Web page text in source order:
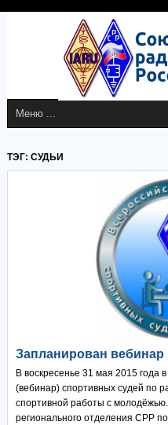
ТЭГ: СУДЬИ
Запланирован вебинар
В воскресенье 31 мая 2015 года
(вебинар) спортивных судей по
спортивной работы с
регионального отделения СРР